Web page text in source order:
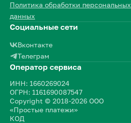
Политика обработки персональных
данных
Социальные сети
Вконтакте
Телеграм
Оператор сервиса
ИНН: 1660269024
ОГРН: 1161690087547
Copyright © 2018-2026 ООО
«Простые платежи»
КОД